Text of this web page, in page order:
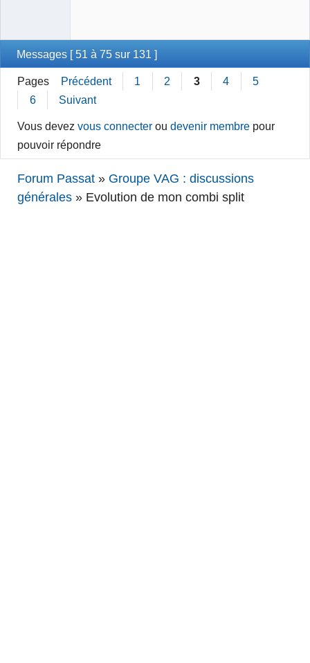
Messages [ 51 à 75 sur 131 ]
Pages Précédent 1 2 3 4
5
6
Suivant
Vous devezvous connecter oudevenir membre pour
pouvoir répondre
Forum Passat » Groupe VAG : discussions
générales » Evolution de mon combi split